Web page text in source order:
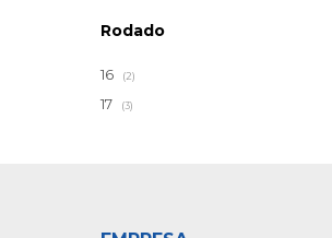
Rodado
16 (2)
17 (3)